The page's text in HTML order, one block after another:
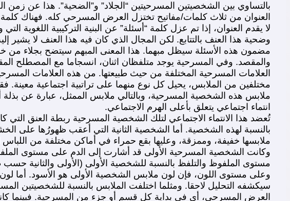
بالتساوي بين الشخصيتين المسرحيتين “الجلاد” و”الضحية”. هذا عن
العنوان من ثلاث كلمات/مفاتيح تختزل العرض المسرحي كله. فهناك كلمة
لا يقدم العنوان، إذا تم عزل كلمة “أسئلة” عن البنية التركيبية اللغوية
وضحية هذا العنف بالتتابع. لكن المجال الذي كان فيه هذا العنف لا يشير
مضمون هذه الأسئلة سيظل مبهما. هذا المعنى المبهم سيتضح بجلاء
والمقصد. وفي المسرحية يوجد متلفظان اثنان، انسجاما مع المصطلح
العلامات المسرحية المختلفة من حيث طبيعتها. من هذه العلامات
مختلفين من الملابس، يحيل كل نوع منهما على تراتبية اجتماعية
ملابس هذه الشخصية المسرحية، وبالتالي ملابس الممثل، عبارة عن
انتماء اجتماعي يتعلق بأعلى الهرم الاجتماعي.
تُعضد هذا الانتماء الاجتماعي لتلك الشخصية المسرحية ربطة العنق
بالنسبة لهذه الشخصية. أما الشخصية الثانية التي أعقب ظهورُها على
ملابسها خفيفة، وممزقة، وعليها بقع حمراء في أماكن مختلفة من اللباس
وكانت الشخصية المسرحية الأولى قد أشارت إلى الدم على مستوى
مستوى الملفوظ والتلفظ بالنسبة للشخصية الأولى (الأولى والثانية
وعلى مستوى اللون، فإن لون ملابس الشخصية الأولى هو الأسود. أما
سيكشفه التحليل لاحقا. ومثلما اختلفت الملابس بالنسبة للشخصيتين
العرض المسرحي، أي في بداية كل قسم أو جزء من المسرحية. فبينما